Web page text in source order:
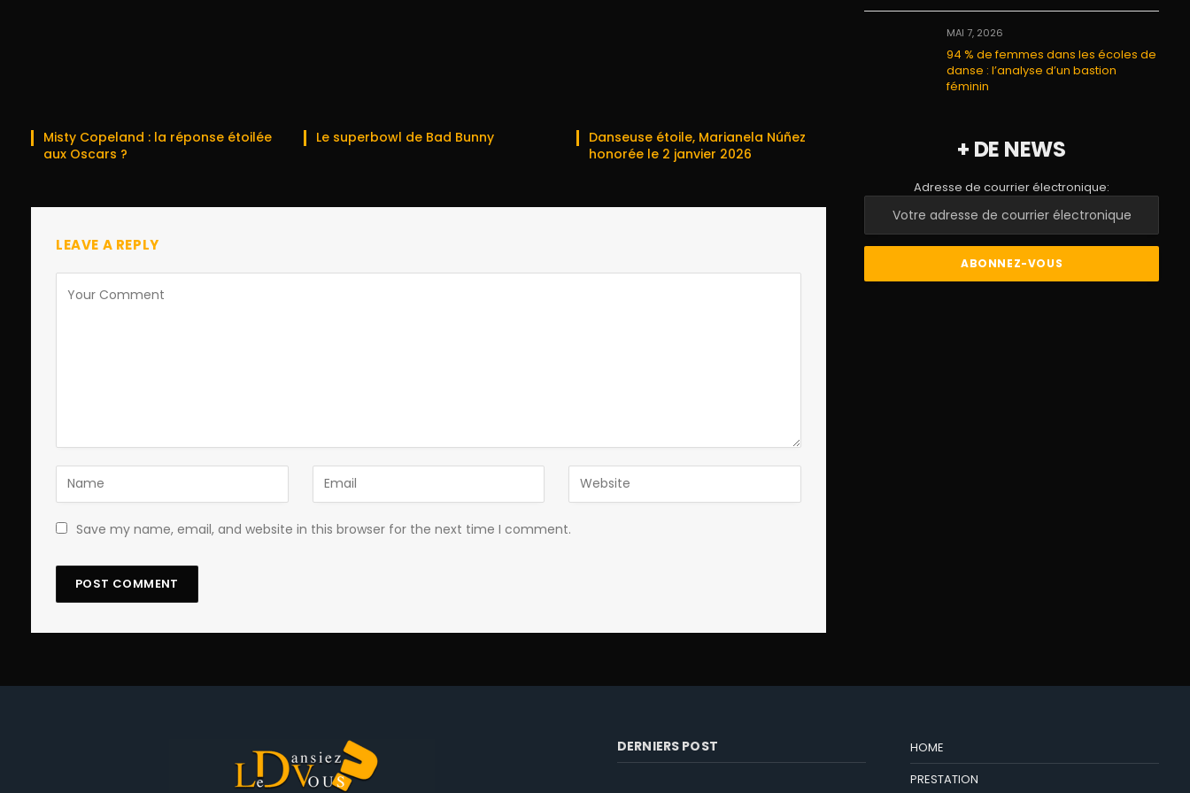
Misty Copeland : la réponse étoilée
aux Oscars ?
Le superbowl de Bad Bunny
Danseuse étoile, Marianela Núñez
honorée le 2 janvier 2026
LEAVE A REPLY
Save my name, email, and website in this browser for the next time I comment.
MAI 7, 2026
94 % de femmes dans les écoles de
danse : l’analyse d’un bastion
féminin
+ DE NEWS
Adresse de courrier électronique:
DERNIERS POST
HOME
PRESTATION